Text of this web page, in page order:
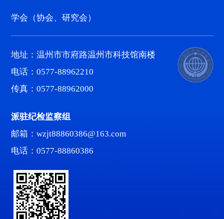
学会（协会、研究会）
地址：温州市市府路温州市科技馆南楼
电话：0577-88962210
传真：0577-88962000
派驻纪检监察组
邮箱：wzjt88860386@163.com
电话：0577-88860386